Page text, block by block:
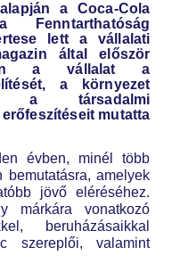
a Coca-Cola
Fenntarthatóság
lett a vállalati
által először
a vállalat a
a környezet
a társadalmi
mutatta
évben, minél több
amelyek
jövő eléréséhez.
márkára vonatkozó
beruházásaikkal
szereplői, valamint